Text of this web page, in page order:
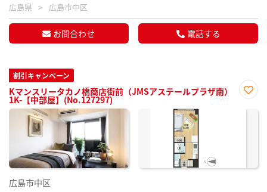
広島県 広島市中区
お問合わせ 電話する
割引キャンペーン
Kマンスリータカノ橋商店街前（JMSアステールプラザ南）
1K-【中部屋】(No.127297)
に入
広島市中区